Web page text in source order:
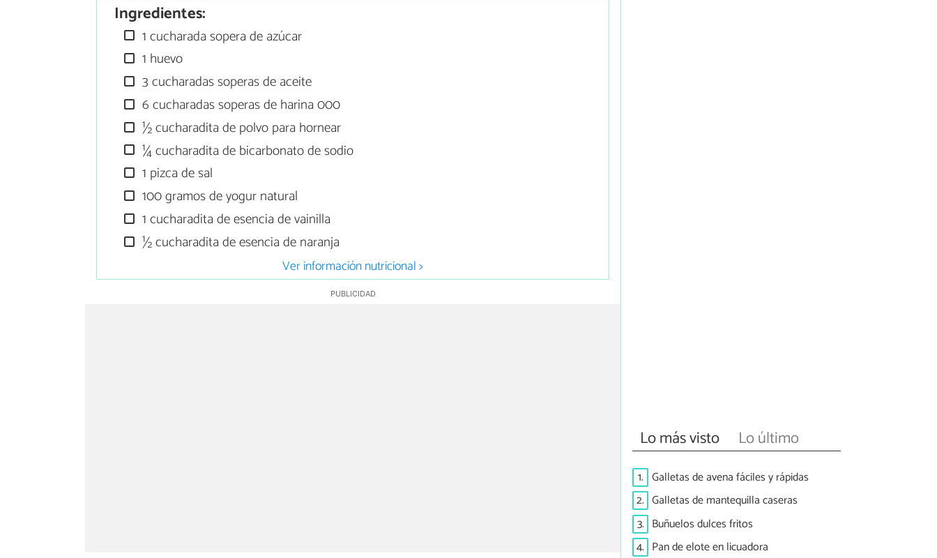
Ingredientes:
1 cucharada sopera de azúcar
1 huevo
3 cucharadas soperas de aceite
6 cucharadas soperas de harina 000
½ cucharadita de polvo para hornear
¼ cucharadita de bicarbonato de sodio
1 pizca de sal
100 gramos de yogur natural
1 cucharadita de esencia de vainilla
½ cucharadita de esencia de naranja
Ver información nutricional >
Lo más visto Lo último
1. Galletas de avena fáciles y rápidas
2. Galletas de mantequilla caseras
3. Buñuelos dulces fritos
4. Pan de elote en licuadora